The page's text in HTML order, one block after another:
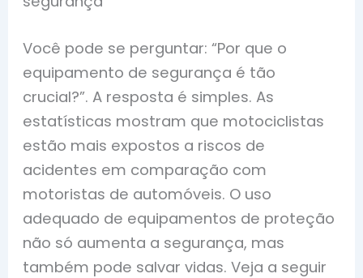
Você pode se perguntar: “Por que o
equipamento de segurança é tão
crucial?”. A resposta é simples. As
estatísticas mostram que motociclistas
estão mais expostos a riscos de
acidentes em comparação com
motoristas de automóveis. O uso
adequado de equipamentos de proteção
não só aumenta a segurança, mas
também pode salvar vidas. Veja a seguir